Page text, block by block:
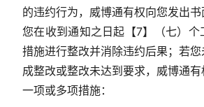
的违约行为，威博通有权向您发出
您在收到通知之日起【7】（七）个
措施进行整改并消除违约后果；若
成整改或整改未达到要求，威博通
一项或多项措施：